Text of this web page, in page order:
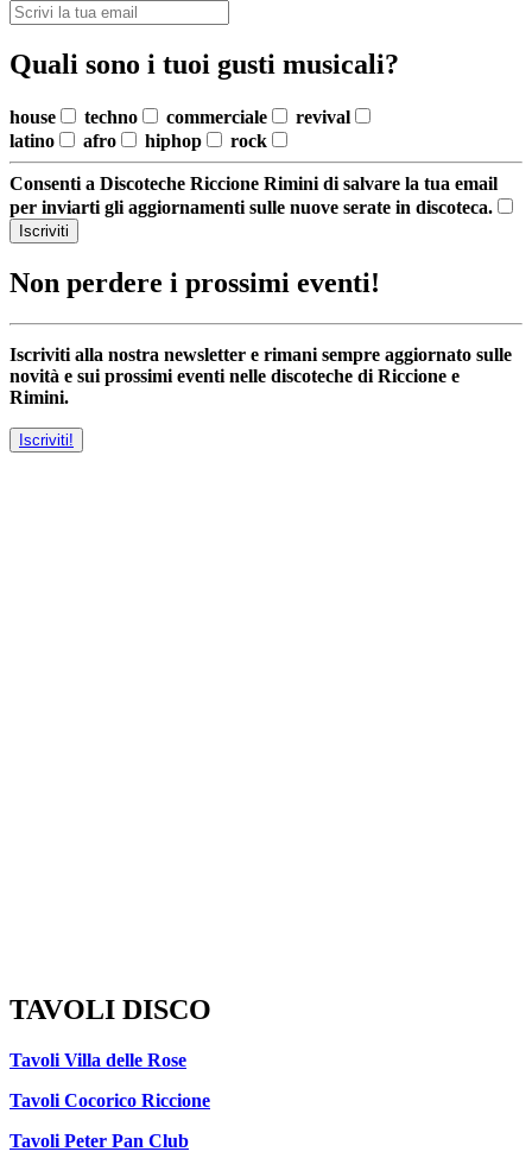
Quali sono i tuoi gusti musicali?
house techno commerciale
revival
latino
afro hiphop rock
Consenti a Discoteche Riccione Rimini di salvare la tua email
per inviarti gli aggiornamenti sulle nuove serate in discoteca.
Iscriviti
Non perdere i prossimi eventi!
Iscriviti alla nostra newsletter e rimani sempre aggiornato sulle
novità e sui prossimi eventi nelle discoteche di Riccione e
Rimini.
Iscriviti!
TAVOLI DISCO
Tavoli Villa delle Rose
Tavoli Cocorico Riccione
Tavoli Peter Pan Club